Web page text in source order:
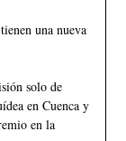
una nueva
solo de
en Cuenca y
en la